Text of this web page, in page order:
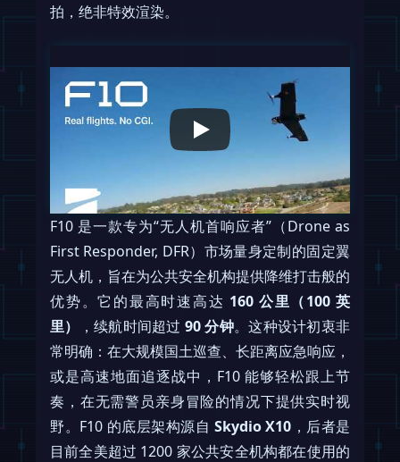
拍，绝非特效渲染。
F10 是一款专为“无人机首响应者”（Drone as
First Responder, DFR）市场量身定制的固定翼
无人机，旨在为公共安全机构提供降维打击般的
优势。它的最高时速高达 160 公里（100 英
里）
，续航时间超过90 分钟。这种设计初衷非
常明确：在大规模国土巡查、长距离应急响应，
或是高速地面追逐战中，F10 能够轻松跟上节
奏，在无需警员亲身冒险的情况下提供实时视
野。F10 的底层架构源自 Skydio X10 ，后者是
目前全美超过 1200 家公共安全机构都在使用的